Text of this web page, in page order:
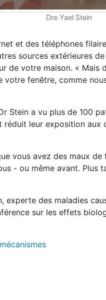
Dre Yael Stein
et des téléphones
sources extérieures
de votre maison. « Mais
votre fenêtre, comme
Stein a vu plus de 100
réduit leur exposition aux
vous avez des maux de
- ou même avant. Plus
experte des maladies
sur les effets